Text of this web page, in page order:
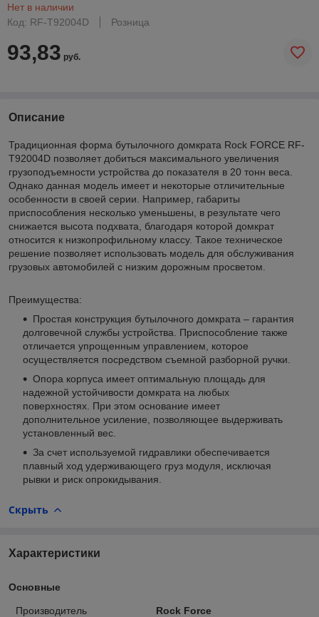
Нет в наличии
Код: RF-T92004D
Розница
93,83 руб.
Описание
Традиционная форма бутылочного домкрата Rock FORCE RF-
T92004D позволяет добиться максимального увеличения
грузоподъемности устройства до показателя в 20 тонн веса.
Однако данная модель имеет и некоторые отличительные
особенности в своей серии. Например, габариты
приспособления несколько уменьшены, в результате чего
снижается высота подхвата, благодаря которой домкрат
относится к низкопрофильному классу. Такое техническое
решение позволяет использовать модель для обслуживания
грузовых автомобилей с низким дорожным просветом.
Преимущества:
Простая конструкция бутылочного домкрата – гарантия
долговечной службы устройства. Приспособление также
отличается упрощенным управлением, которое
осуществляется посредством съемной разборной ручки.
Опора корпуса имеет оптимальную площадь для
надежной устойчивости домкрата на любых
поверхностях. При этом основание имеет
дополнительное усиление, позволяющее выдерживать
установленный вес.
За счет используемой гидравлики обеспечивается
плавный ход удерживающего груз модуля, исключая
рывки и риск опрокидывания.
Скрыть
Характеристики
Основные
Производитель
Rock Force